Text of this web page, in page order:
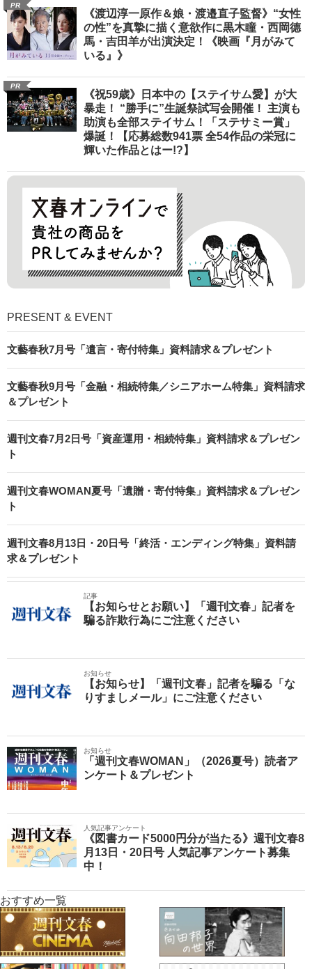
PR
《渡辺淳一原作＆娘・渡邉直子監督》“女性
の性”を真摯に描く意欲作に黒木瞳・西岡德
馬・吉田羊が出演決定！《映画『月がみて
いる』》
PR
《祝59歳》日本中の【ステイサム愛】が大
暴走！ “勝手に”生誕祭試写会開催！ 主演も
助演も全部ステイサム！「ステサミー賞」
爆誕！【応募総数941票 全54作品の栄冠に
輝いた作品とはー!?】
PRESENT & EVENT
文藝春秋7月号「遺言・寄付特集」資料請求＆プレゼント
文藝春秋9月号「金融・相続特集／シニアホーム特集」資料請求
＆プレゼント
週刊文春7月2日号「資産運用・相続特集」資料請求＆プレゼン
ト
週刊文春WOMAN夏号「遺贈・寄付特集」資料請求＆プレゼン
ト
週刊文春8月13日・20日号「終活・エンディング特集」資料請
求＆プレゼント
記事
【お知らせとお願い】「週刊文春」記者を
騙る詐欺行為にご注意ください
お知らせ
【お知らせ】「週刊文春」記者を騙る「な
りすましメール」にご注意ください
お知らせ
「週刊文春WOMAN」（2026夏号）読者ア
ンケート＆プレゼント
人気記事アンケート
《図書カード5000円分が当たる》週刊文春8
月13日・20日号 人気記事アンケート募集
中！
おすすめ一覧